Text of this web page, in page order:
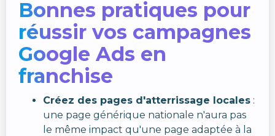
Bonnes pratiques pour
réussir vos campagnes
Google Ads en
franchise
Créez des pages d'atterrissage locales :
une page générique nationale n'aura pas
le même impact qu'une page adaptée à la